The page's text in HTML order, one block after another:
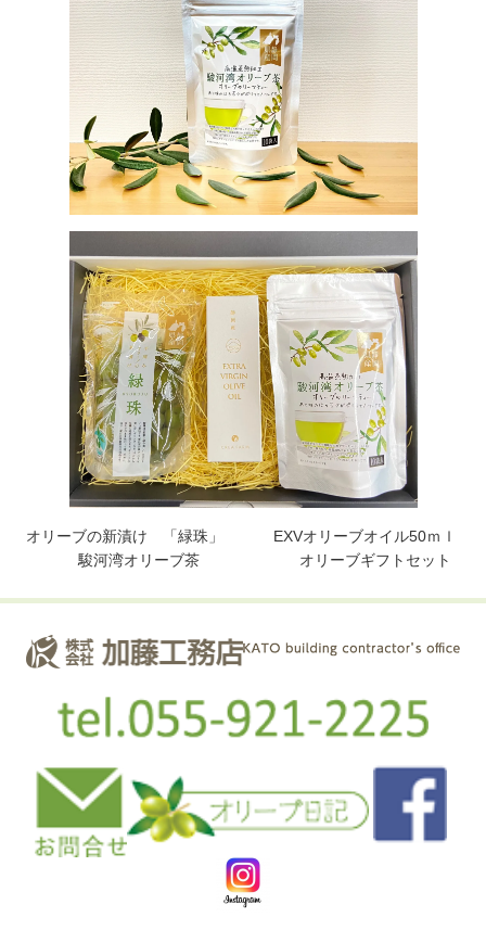
オリーブの新漬け 「緑珠」 EXVオリーブオイル50ｍｌ
駿河湾オリーブ茶 オリーブギフトセット